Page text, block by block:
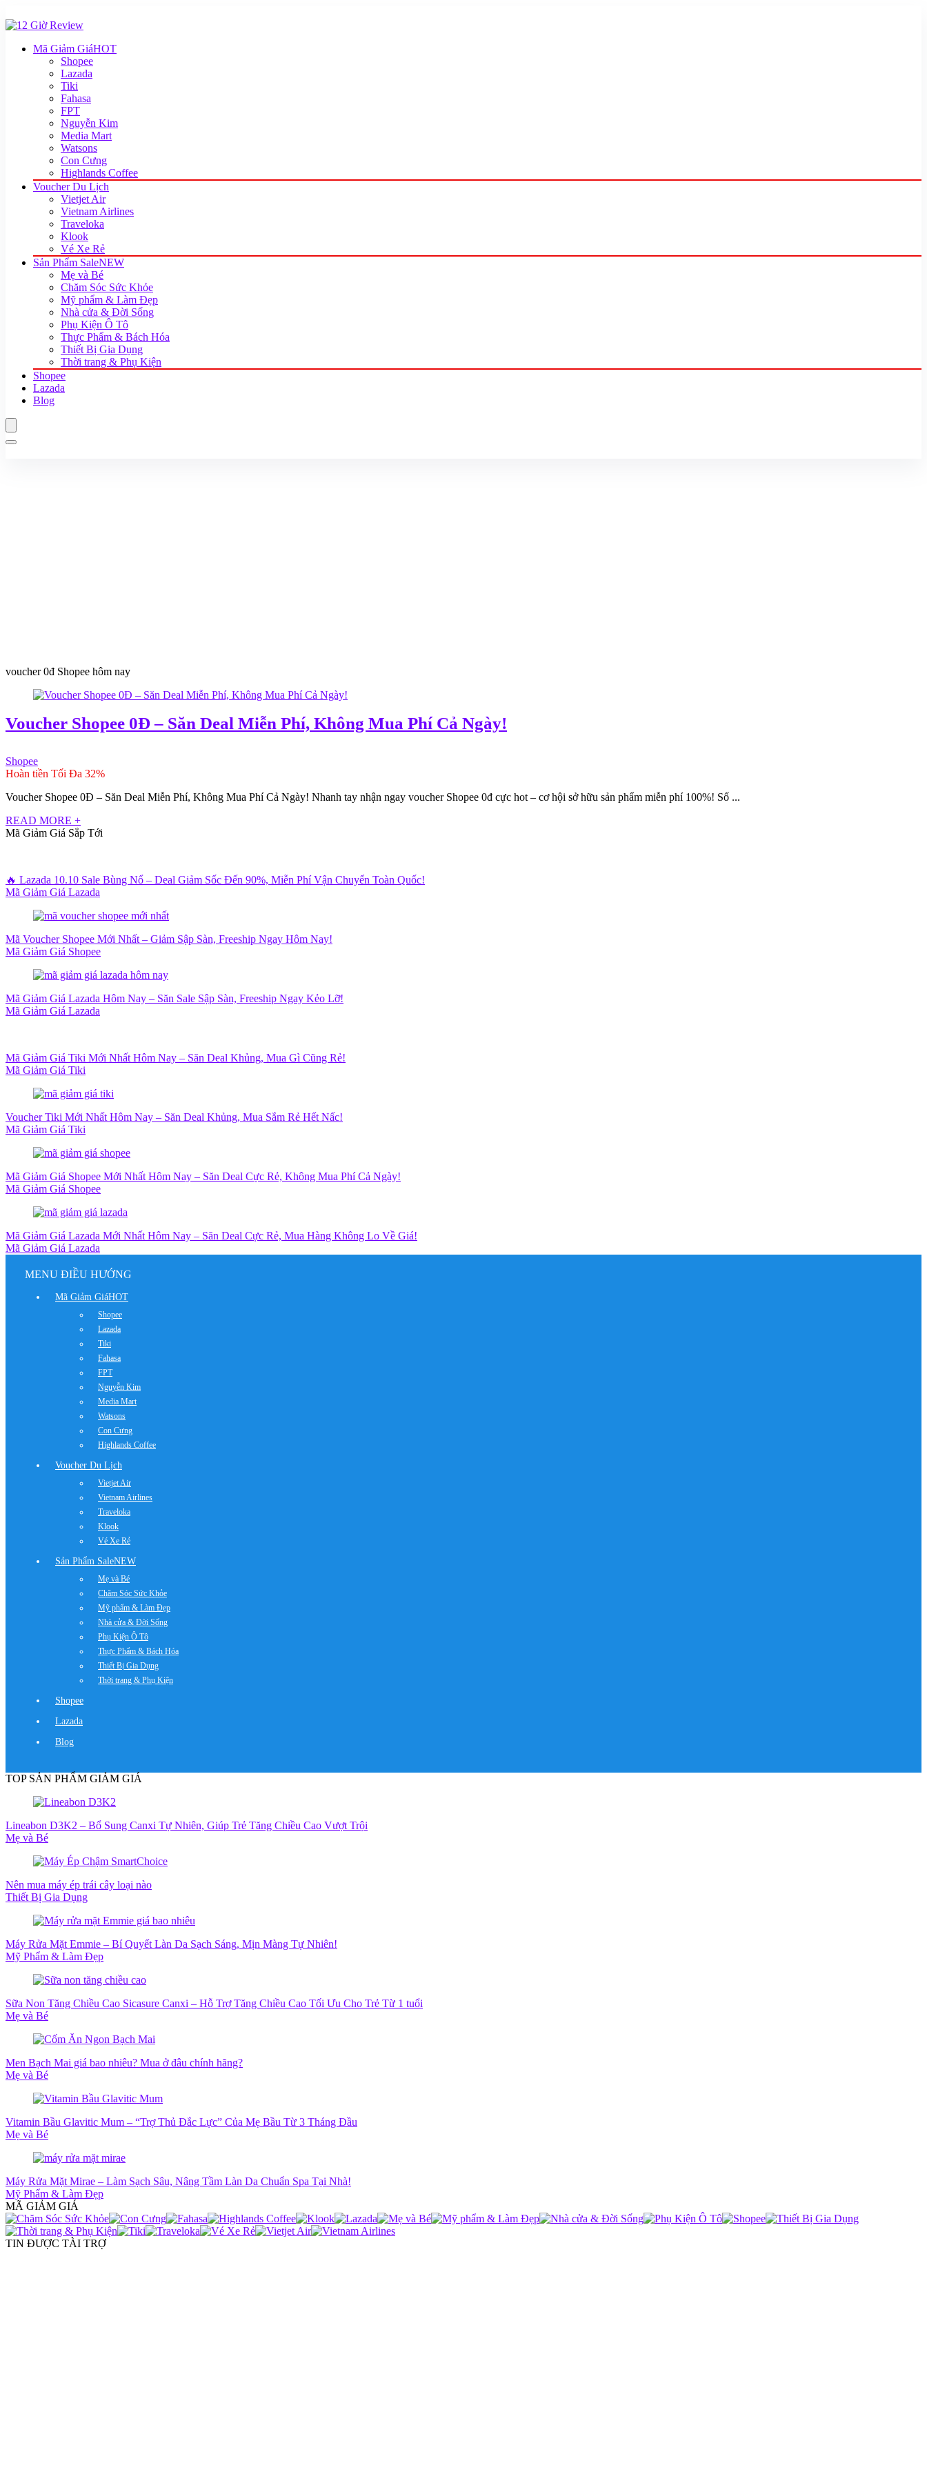
Mã Giảm GiáHOT
Shopee
Lazada
Tiki
Fahasa
FPT
Nguyễn Kim
Media Mart
Watsons
Con Cưng
Highlands Coffee
Voucher Du Lịch
Vietjet Air
Vietnam Airlines
Traveloka
Klook
Vé Xe Rẻ
Sản Phẩm SaleNEW
Mẹ và Bé
Chăm Sóc Sức Khỏe
Mỹ phẩm & Làm Đẹp
Nhà cửa & Đời Sống
Phụ Kiện Ô Tô
Thực Phẩm & Bách Hóa
Thiết Bị Gia Dụng
Thời trang & Phụ Kiện
Shopee
Lazada
Blog
voucher 0đ Shopee hôm nay
Voucher Shopee 0Đ – Săn Deal Miễn Phí, Không Mua Phí Cả Ngày!
Shopee
Hoàn tiền Tối Đa 32%
Voucher Shopee 0Đ – Săn Deal Miễn Phí, Không Mua Phí Cả Ngày! Nhanh tay nhận ngay voucher Shopee 0đ cực hot – cơ hội sở hữu sản phẩm miễn phí 100%! Số ...
READ MORE +
Mã Giảm Giá Sắp Tới
🔥 Lazada 10.10 Sale Bùng Nổ – Deal Giảm Sốc Đến 90%, Miễn Phí Vận Chuyển Toàn Quốc!
Mã Giảm Giá Lazada
Mã Voucher Shopee Mới Nhất – Giảm Sập Sàn, Freeship Ngay Hôm Nay!
Mã Giảm Giá Shopee
Mã Giảm Giá Lazada Hôm Nay – Săn Sale Sập Sàn, Freeship Ngay Kẻo Lỡ!
Mã Giảm Giá Lazada
Mã Giảm Giá Tiki Mới Nhất Hôm Nay – Săn Deal Khủng, Mua Gì Cũng Rẻ!
Mã Giảm Giá Tiki
Voucher Tiki Mới Nhất Hôm Nay – Săn Deal Khủng, Mua Sắm Rẻ Hết Nấc!
Mã Giảm Giá Tiki
Mã Giảm Giá Shopee Mới Nhất Hôm Nay – Săn Deal Cực Rẻ, Không Mua Phí Cả Ngày!
Mã Giảm Giá Shopee
Mã Giảm Giá Lazada Mới Nhất Hôm Nay – Săn Deal Cực Rẻ, Mua Hàng Không Lo Về Giá!
Mã Giảm Giá Lazada
MENU ĐIỀU HƯỚNG
Mã Giảm GiáHOT
Shopee
Lazada
Tiki
Fahasa
FPT
Nguyễn Kim
Media Mart
Watsons
Con Cưng
Highlands Coffee
Voucher Du Lịch
Vietjet Air
Vietnam Airlines
Traveloka
Klook
Vé Xe Rẻ
Sản Phẩm SaleNEW
Mẹ và Bé
Chăm Sóc Sức Khỏe
Mỹ phẩm & Làm Đẹp
Nhà cửa & Đời Sống
Phụ Kiện Ô Tô
Thực Phẩm & Bách Hóa
Thiết Bị Gia Dụng
Thời trang & Phụ Kiện
Shopee
Lazada
Blog
TOP SẢN PHẨM GIẢM GIÁ
Lineabon D3K2 – Bổ Sung Canxi Tự Nhiên, Giúp Trẻ Tăng Chiều Cao Vượt Trội
Mẹ và Bé
Nên mua máy ép trái cây loại nào
Thiết Bị Gia Dụng
Máy Rửa Mặt Emmie – Bí Quyết Làn Da Sạch Sáng, Mịn Màng Tự Nhiên!
Mỹ Phẩm & Làm Đẹp
Sữa Non Tăng Chiều Cao Sicasure Canxi – Hỗ Trợ Tăng Chiều Cao Tối Ưu Cho Trẻ Từ 1 tuổi
Mẹ và Bé
Men Bạch Mai giá bao nhiêu? Mua ở đâu chính hãng?
Mẹ và Bé
Vitamin Bầu Glavitic Mum – “Trợ Thủ Đắc Lực” Của Mẹ Bầu Từ 3 Tháng Đầu
Mẹ và Bé
Máy Rửa Mặt Mirae – Làm Sạch Sâu, Nâng Tầm Làn Da Chuẩn Spa Tại Nhà!
Mỹ Phẩm & Làm Đẹp
MÃ GIẢM GIÁ
TIN ĐƯỢC TÀI TRỢ